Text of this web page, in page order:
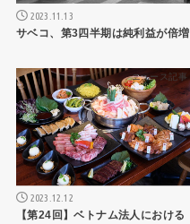
2023.11.13
サベコ、第3四半期は純利益が倍増
ニュース記事
2023.12.12
【第24回】ベトナム法人における